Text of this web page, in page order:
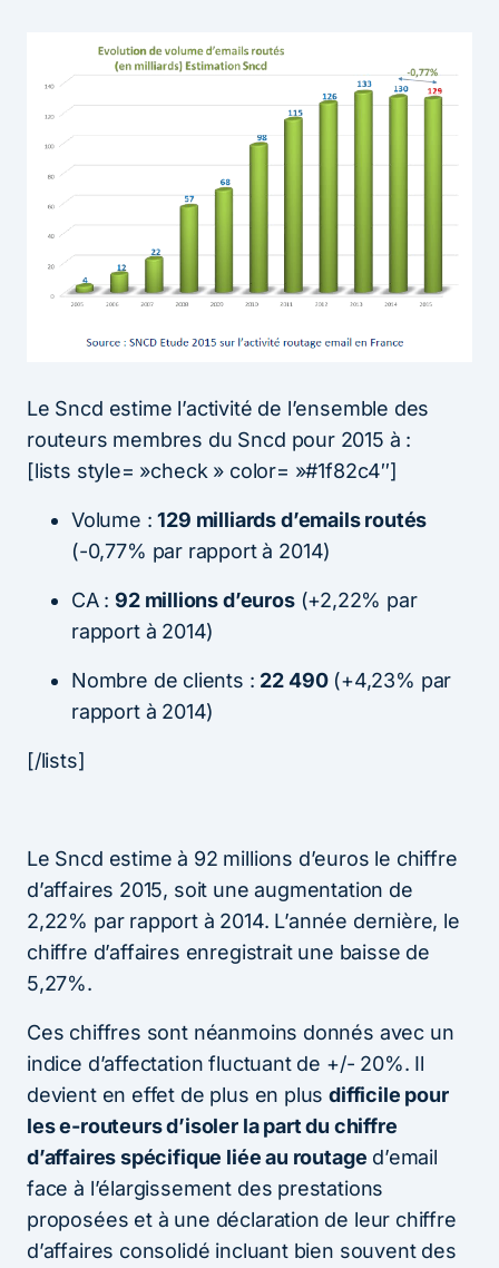
Le Sncd estime l’activité de l’ensemble des
routeurs membres du Sncd pour 2015 à :
[lists style= »check » color= »#1f82c4″]
Volume :129 milliards d’emails routés
(-0,77% par rapport à 2014)
CA :92 millions d’euros(+2,22% par
rapport à 2014)
Nombre de clients : 22 490(+4,23% par
rapport à 2014)
[/lists]
Le Sncd estime à 92 millions d’euros le chiffre
d’affaires 2015, soit une augmentation de
2,22% par rapport à 2014. L’année dernière, le
chiffre d’affaires enregistrait une baisse de
5,27%.
Ces chiffres sont néanmoins donnés avec un
indice d’affectation fluctuant de +/- 20%. Il
devient en effet de plus en plusdifficile pour
les e-routeurs d’isoler la part du chiffre
d’affaires spécifique liée au routage d’email
face à l’élargissement des prestations
proposées et à une déclaration de leur chiffre
d’affaires consolidé incluant bien souvent des